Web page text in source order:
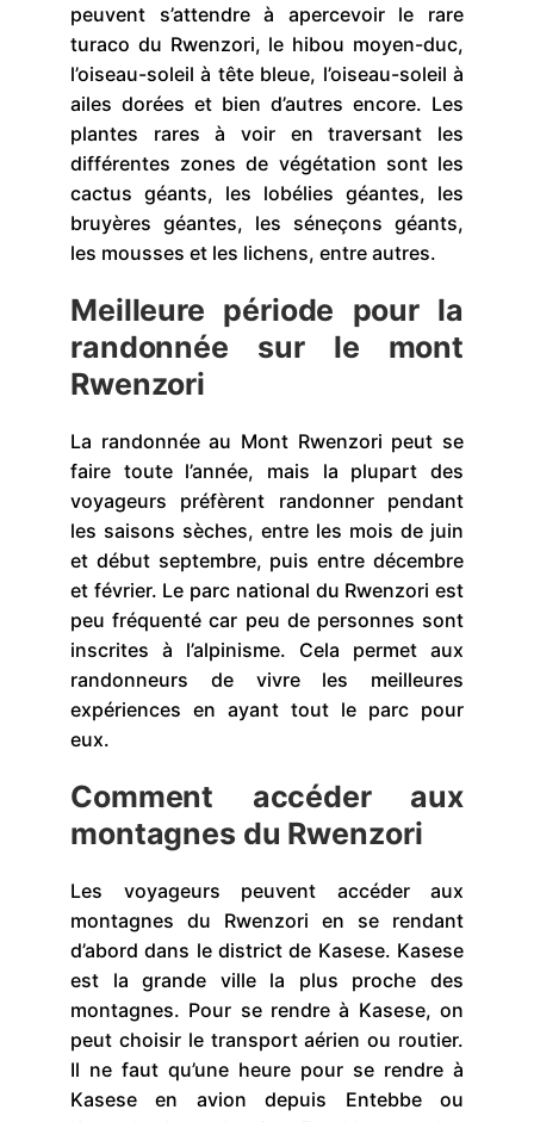
peuvent s’attendre à apercevoir le rare
turaco du Rwenzori, le hibou moyen-duc,
l’oiseau-soleil à tête bleue, l’oiseau-soleil à
ailes dorées et bien d’autres encore. Les
plantes rares à voir en traversant les
différentes zones de végétation sont les
cactus géants, les lobélies géantes, les
bruyères géantes, les séneçons géants,
les mousses et les lichens, entre autres.
Meilleure période pour la
randonnée sur le mont
Rwenzori
La randonnée au Mont Rwenzori peut se
faire toute l’année, mais la plupart des
voyageurs préfèrent randonner pendant
les saisons sèches, entre les mois de juin
et début septembre, puis entre décembre
et février. Le parc national du Rwenzori est
peu fréquenté car peu de personnes sont
inscrites à l’alpinisme. Cela permet aux
randonneurs de vivre les meilleures
expériences en ayant tout le parc pour
eux.
Comment accéder aux
montagnes du Rwenzori
Les voyageurs peuvent accéder aux
montagnes du Rwenzori en se rendant
d’abord dans le district de Kasese. Kasese
est la grande ville la plus proche des
montagnes. Pour se rendre à Kasese, on
peut choisir le transport aérien ou routier.
Il ne faut qu’une heure pour se rendre à
Kasese en avion depuis Entebbe ou